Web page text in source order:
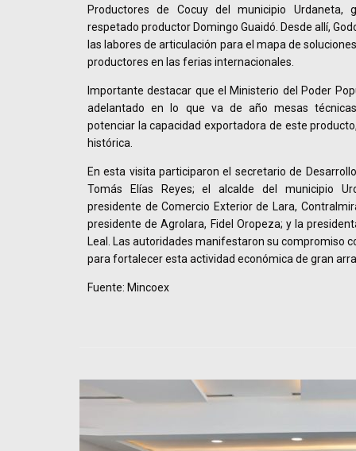
Productores de Cocuy del municipio Urdaneta,
respetado productor Domingo Guaidó. Desde allí,
las labores de articulación para el mapa de
productores en las ferias internacionales.
Importante destacar que el Ministerio del Poder
adelantado en lo que va de año mesas
potenciar la capacidad exportadora de este
histórica.
En esta visita participaron el secretario de
Tomás Elías Reyes; el alcalde del municipio
presidente de Comercio Exterior de Lara,
presidente de Agrolara, Fidel Oropeza; y la
Leal. Las autoridades manifestaron su compromiso
para fortalecer esta actividad económica de gran
Fuente: Mincoex